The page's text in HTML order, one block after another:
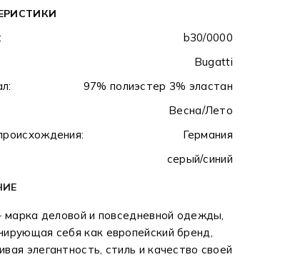
b30/0000
Bugatti
97% полиэстер 3% эластан
Весна/Лето
Германия
серый/синий
марка деловой и повседневной одежды,
себя как европейский бренд,
элегантность, стиль и качество своей